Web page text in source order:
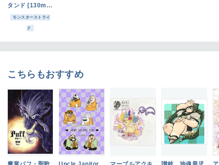
タンド [130mm
x 130mm]
モンスターストライ
ク
こちらもおすすめ